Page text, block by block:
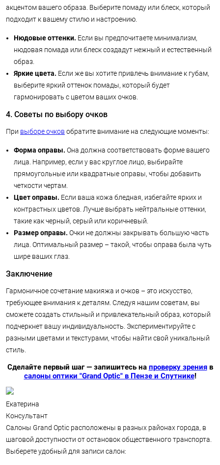
акцентом вашего образа. Выберите помаду или блеск, который
подходит к вашему стилю и настроению.
Нюдовые оттенки. Если вы предпочитаете минимализм,
нюдовая помада или блеск создадут нежный и естественный
образ.
Яркие цвета. Если же вы хотите привлечь внимание к губам,
выберите яркий оттенок помады, который будет
гармонировать с цветом ваших очков.
4. Советы по выбору очков
При выборе очков обратите внимание на следующие моменты:
Форма оправы. Она должна соответствовать форме вашего
лица. Например, если у вас круглое лицо, выбирайте
прямоугольные или квадратные оправы, чтобы добавить
четкости чертам.
Цвет оправы. Если ваша кожа бледная, избегайте ярких и
контрастных цветов. Лучше выбрать нейтральные оттенки,
такие как черный, серый или коричневый.
Размер оправы. Очки не должны закрывать большую часть
лица. Оптимальный размер – такой, чтобы оправа была чуть
шире ваших глаз.
Заключение
Гармоничное сочетание макияжа и очков – это искусство,
требующее внимания к деталям. Следуя нашим советам, вы
сможете создать стильный и привлекательный образ, который
подчеркнет вашу индивидуальность. Экспериментируйте с
разными цветами и текстурами, чтобы найти свой уникальный
стиль.
Сделайте первый шаг — запишитесь на проверку зренияв
салоны оптики "Grand Optic" в Пензе и Спутнике!
Екатерина
Консультант
Салоны Grand Optic расположены в разных районах города, в
шаговой доступности от остановок общественного транспорта.
Выберете удобный для записи салон: